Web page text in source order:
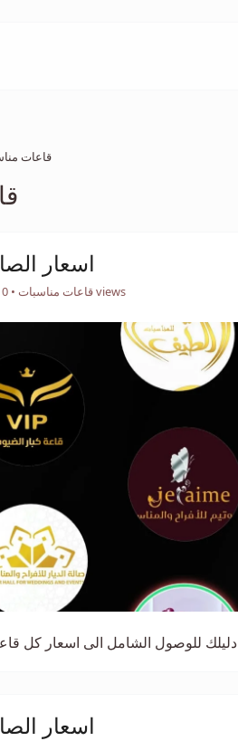
قاعات
اسعار
قاعات مناسبات• 0 views
دليلك للوصول الشامل الى اسعار كل
اسعار